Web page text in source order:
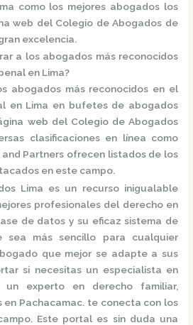
como los mejores abogados los
web del Colegio de Abogados de
excelencia.
a los abogados más reconocidos
en Lima?
abogados más reconocidos en el
en Lima en bufetes de abogados
web del Colegio de Abogados
clasificaciones en línea como
and Partners ofrecen listados de los
en este campo.
Lima es un recurso inigualable
profesionales del derecho en
de datos y su eficaz sistema de
sea más sencillo para cualquier
que mejor se adapte a sus
si necesitas un especialista en
un experto en derecho familiar,
en Pachacamac. te conecta con los
Este portal es sin duda una